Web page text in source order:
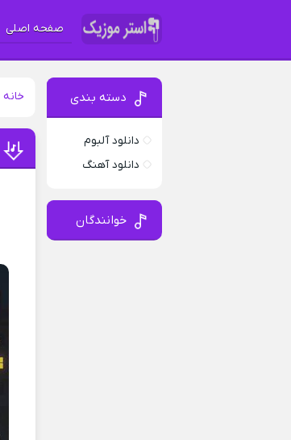
صفحه اصلی
خانه دسته بندی
دانلود آلبوم
دانلود آهنگ
خوانندگان